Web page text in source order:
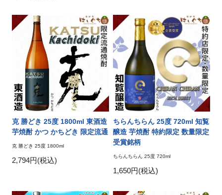
克 勝どき 25度 1800ml 東酒造
芋焼酎 かつ かちどき 限定流通
克 勝どき 25度 1800ml
2,794円(税込)
ちらんちらん 25度 720ml 知覧
醸造 芋焼酎 特約限定 数量限定
受賞銘柄
ちらんちらん 25度 720ml
1,650円(税込)